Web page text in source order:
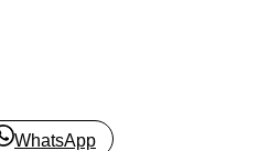
WhatsApp